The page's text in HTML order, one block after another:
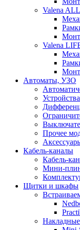
Valena
Valena
Автоматы, УЗО
Прочее
Кабель-каналы
Кабель-
Мини-
Щитки и шкафы
Накладные